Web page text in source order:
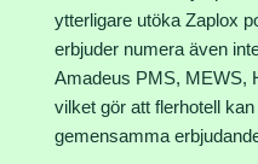
ytterligare utöka Zaplox
erbjuder numera även
Amadeus PMS, MEWS,
vilket gör att flerhotell
gemensamma